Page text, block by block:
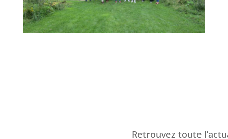
Retrouvez toute